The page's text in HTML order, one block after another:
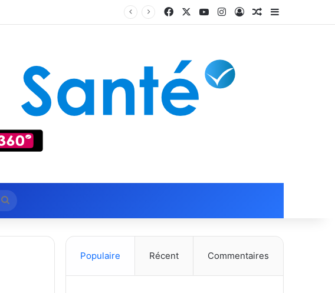
FacebookYouTubeInstagramConnexion
Article Aléatoire
Sidebar
Rechercher
Populaire Récent Commentaires